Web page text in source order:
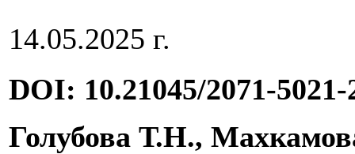
14.05.2025 г.
DOI: 10.21045/2071-5021-
Голубова Т.Н.,